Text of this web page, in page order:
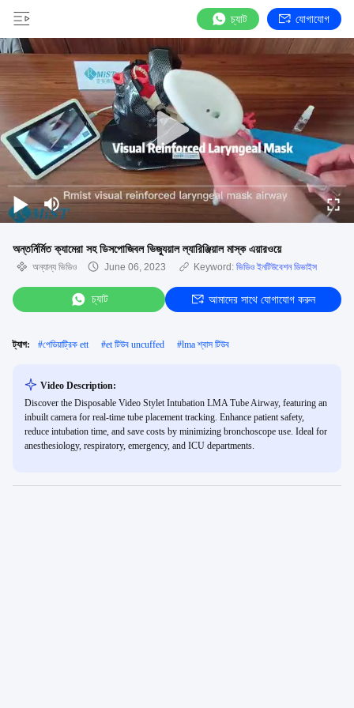
চ্যাট যোগাযোগ
অন্তর্নির্মিত ক্যামেরা সহ ডিসপোজিবল ভিজ্যুয়াল ল্যারিঞ্জিয়াল মাস্ক এয়ারওয়ে
অন্যান্য ভিডিও June 06, 2023 Keyword: ভিডিও ইনটিউবেশন ডিভাইস
চ্যাট আমাদের সাথে যোগাযোগ করুন
ট্যাগ: #পেডিয়াট্রিক ett #et টিউব uncuffed #lma শ্বাস টিউব
Video Description:
Discover the Disposable Video Stylet Intubation LMA Tube Airway, featuring an
inbuilt camera for real-time tube placement tracking. Enhance patient safety,
reduce intubation time, and save costs by minimizing bronchoscope use. Ideal for
anesthesiology, respiratory, emergency, and ICU departments.